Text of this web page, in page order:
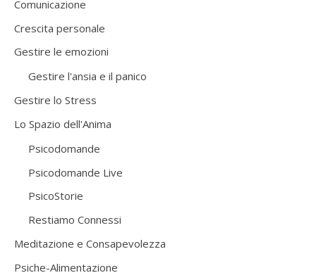
Comunicazione
Crescita personale
Gestire le emozioni
Gestire l'ansia e il panico
Gestire lo Stress
Lo Spazio dell'Anima
Psicodomande
Psicodomande Live
PsicoStorie
Restiamo Connessi
Meditazione e Consapevolezza
Psiche-Alimentazione